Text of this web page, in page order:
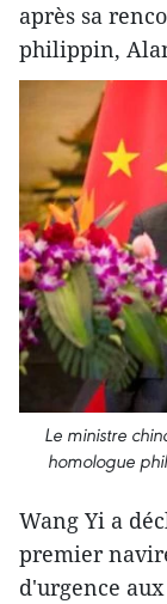
après sa
philippin,
Le ministre
homologue
Wang Yi a
premier
d'urgence